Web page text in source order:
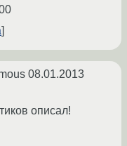
08.01.2013
описал!